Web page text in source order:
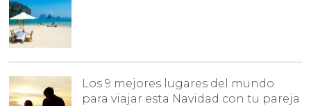
Los 9 mejores lugares del mundo
para viajar esta Navidad con tu pareja